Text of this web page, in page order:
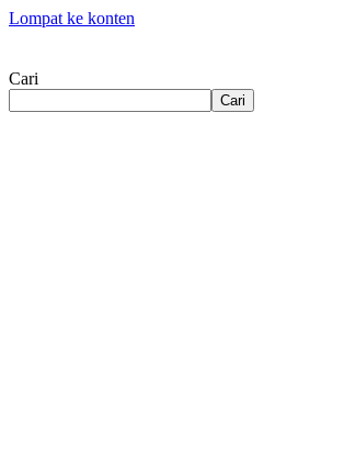
Lompat ke konten
Cari
Cari